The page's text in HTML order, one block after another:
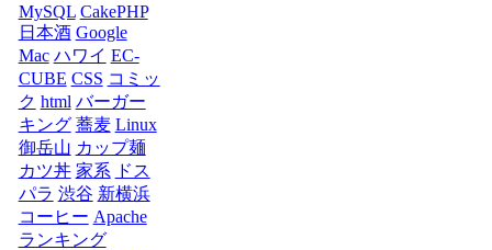
MySQL CakePHP
日本酒 Google
Mac ハワイ EC-
CUBE CSS コミッ
ク html バーガー
キング 蕎麦 Linux
御岳山 カップ麺
カツ丼 家系 ドス
パラ 渋谷 新横浜
コーヒー Apache
ランキング